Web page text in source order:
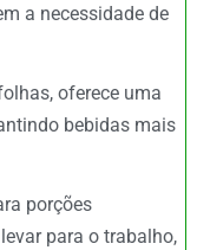
a necessidade de
oferece uma
bebidas mais
porções
para o trabalho,